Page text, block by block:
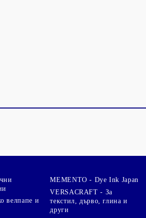
велпапе и
MEMENTO - Dye Ink Japan
VERSACRAFT - За
текстил, дърво, глина и
други